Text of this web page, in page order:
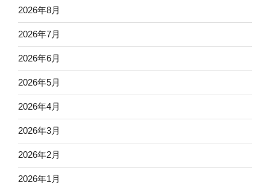
2026年8月
2026年7月
2026年6月
2026年5月
2026年4月
2026年3月
2026年2月
2026年1月